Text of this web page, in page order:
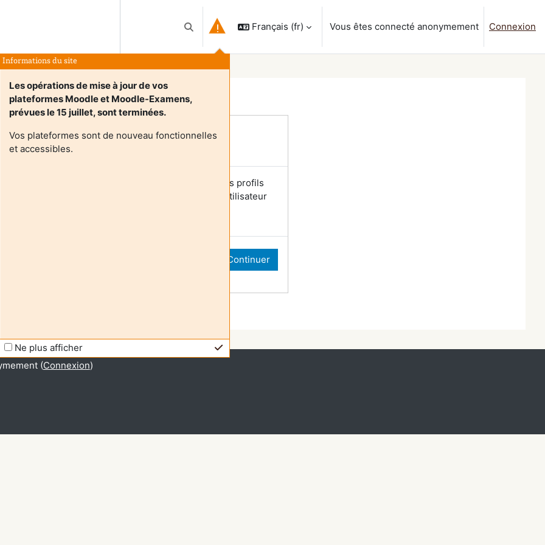
Activer/désactiver la saisie de recherche
Informations du site
Les opérations de mise à jour de vos
plateformes Moodle et Moodle-Examens,
prévues le 15 juillet, sont terminées.
Vos plateformes sont de nouveau fonctionnelles
et accessibles.
Ne plus afficher
Français ‎(fr)‎ Vous êtes connecté anonymement Connexion
required
utilisateurs anonymes ne peuvent pas consulter les profils
Veuillez vous connecter avec un compte utilisateur
continuer.
Continuer
(Connexion)